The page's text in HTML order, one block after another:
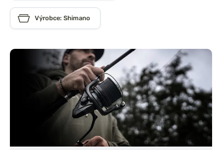
Výrobce: Shimano